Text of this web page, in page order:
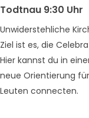
Todtnau 9:30 Uhr
Unwiderstehliche
Ziel ist es, die
Hier kannst du in
neue Orientierung
Leuten connecten.